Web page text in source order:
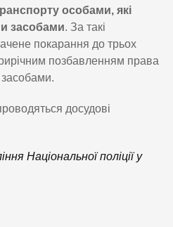
особами, які
засобами. За такі
покарання до трьох
позбавленням права
досудові
Національної поліції у